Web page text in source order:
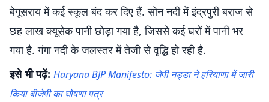
बेगूसराय में कई स्कूल बंद कर दिए हैं. सोन नदी में इंद्रपुरी बराज से
छह लाख क्यूसेक पानी छोड़ा गया है, जिससे कई घरों में पानी भर
गया है. गंगा नदी के जलस्तर में तेजी से वृद्धि हो रही है.
इसे भी पढ़ें: Haryana BJP Manifesto: जेपी नड्डा ने हरियाणा में जारी
किया बीजेपी का घोषणा पत्र